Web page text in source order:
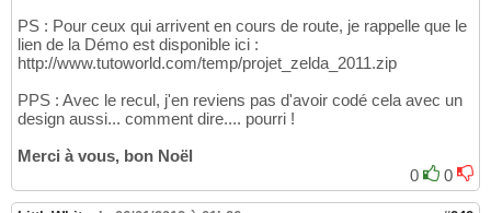
PS : Pour ceux qui arrivent en cours de route, je rappelle que le
lien de la Démo est disponible ici :
http://www.tutoworld.com/temp/projet_zelda_2011.zip
PPS : Avec le recul, j'en reviens pas d'avoir codé cela avec un
design aussi... comment dire.... pourri !
Merci à vous, bon Noël
0
0